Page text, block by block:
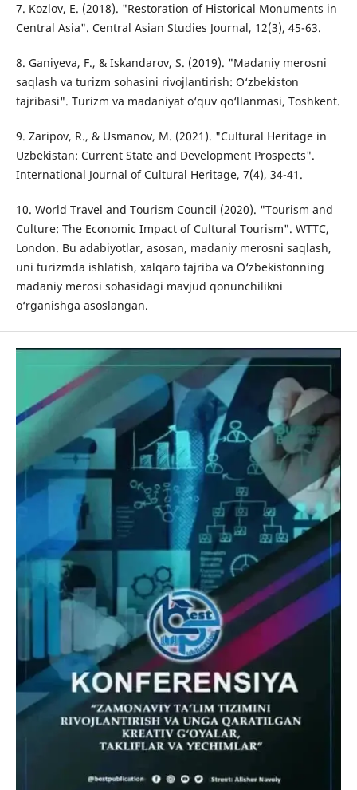
7. Kozlov, E. (2018). "Restoration of Historical Monuments in
Central Asia". Central Asian Studies Journal, 12(3), 45-63.
8. Ganiyeva, F., & Iskandarov, S. (2019). "Madaniy merosni
saqlash va turizm sohasini rivojlantirish: O‘zbekiston
tajribasi". Turizm va madaniyat o‘quv qo‘llanmasi, Toshkent.
9. Zaripov, R., & Usmanov, M. (2021). "Cultural Heritage in
Uzbekistan: Current State and Development Prospects".
International Journal of Cultural Heritage, 7(4), 34-41.
10. World Travel and Tourism Council (2020). "Tourism and
Culture: The Economic Impact of Cultural Tourism". WTTC,
London. Bu adabiyotlar, asosan, madaniy merosni saqlash,
uni turizmda ishlatish, xalqaro tajriba va O‘zbekistonning
madaniy merosi sohasidagi mavjud qonunchilikni
o‘rganishga asoslangan.